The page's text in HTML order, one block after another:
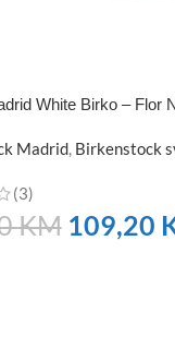
White Birko – Flor
Madrid, Birkenstock
(3)
KM 109,20